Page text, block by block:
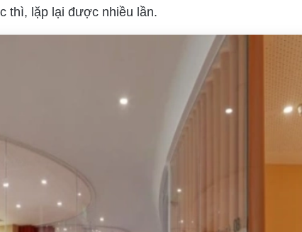
thì, lặp lại được nhiều lần.